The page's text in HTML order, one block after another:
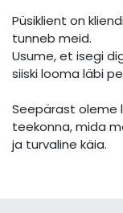
Püsiklient on
tunneb meid.
Usume, et isegi
siiski looma läbi
Seepärast oleme
teekonna, mida
ja turvaline käia.